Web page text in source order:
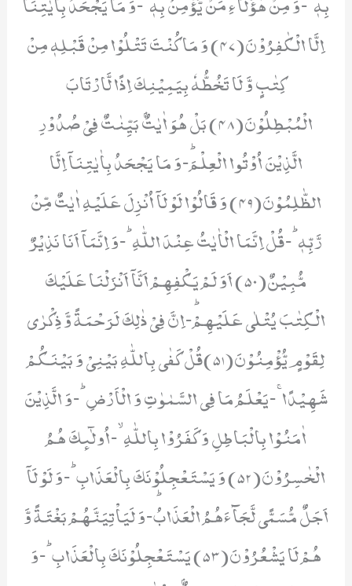
اِلَّا الْكٰفِرُوْنَ(47) وَ مَا كُنْتَ تَتْلُوْا مِنْ قَبْلِهٖ مِنْ
كِتٰبٍ وَّ لَا تَخُطُّهٗ بِیَمِیْنِكَ اِذًا لَّارْتَابَ
الْمُبْطِلُوْنَ(48) بَلْ هُوَ اٰیٰتٌۢ بَیِّنٰتٌ فِیْ صُدُوْرِ
الَّذِیْنَ اُوْتُوا الْعِلْمَؕ-وَ مَا یَجْحَدُ بِاٰیٰتِنَاۤ اِلَّا
الظّٰلِمُوْنَ(49) وَ قَالُوْا لَوْ لَاۤ اُنْزِلَ عَلَیْهِ اٰیٰتٌ مِّنْ
رَّبِّهٖؕ-قُلْ اِنَّمَا الْاٰیٰتُ عِنْدَ اللّٰهِؕ-وَ اِنَّمَاۤ اَنَا نَذِیْرٌ
مُّبِیْنٌ(50) اَوَ لَمْ یَكْفِهِمْ اَنَّاۤ اَنْزَلْنَا عَلَیْكَ
الْكِتٰبَ یُتْلٰى عَلَیْهِمْؕ-اِنَّ فِیْ ذٰلِكَ لَرَحْمَةً وَّ ذِكْرٰى
لِقَوْمٍ یُّؤْمِنُوْنَ(51)قُلْ كَفٰى بِاللّٰهِ بَیْنِیْ وَ بَیْنَكُمْ
شَهِیْدًاۚ-یَعْلَمُ مَا فِی السَّمٰوٰتِ وَ الْاَرْضِؕ-وَ الَّذِیْنَ
اٰمَنُوْا بِالْبَاطِلِ وَ كَفَرُوْا بِاللّٰهِۙ-اُولٰٓىٕكَ هُمُ
الْخٰسِرُوْنَ(52) وَ یَسْتَعْجِلُوْنَكَ بِالْعَذَابِؕ-وَ لَوْ لَاۤ
اَجَلٌ مُّسَمًّى لَّجَآءَهُمُ الْعَذَابُؕ-وَ لَیَاْتِیَنَّهُمْ بَغْتَةً وَّ
هُمْ لَا یَشْعُرُوْنَ(53) یَسْتَعْجِلُوْنَكَ بِالْعَذَابِؕ-وَ